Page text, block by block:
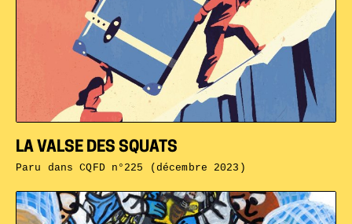
LA VALSE DES SQUATS
Paru dansCQFD n°225 (décembre 2023)